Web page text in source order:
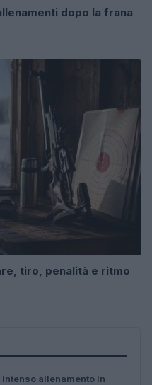
dopo la frana
tiro, penalità e ritmo
allenamento in